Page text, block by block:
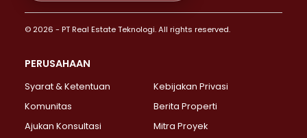
Properti Dijual di Bendungan Hilir >
Properti Dijual di Jakarta Selatan >
Properti Dijual di Lebak Bulus >
Properti Dijual di Gandaria Selatan >
Properti Dijual di Pondok Labu >
© 2026 - PT Real Estate Teknologi. All rights reserved.
PERUSAHAAN
Syarat & Ketentuan
Kebijakan Privasi
Komunitas
Berita Properti
Ajukan Konsultasi
Mitra Proyek